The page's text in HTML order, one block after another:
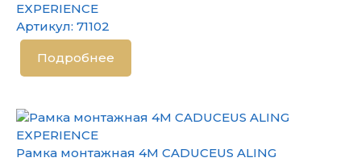
EXPERIENCE
Артикул: 71102
Подробнее
Рамка монтажная 4М CADUCEUS ALING